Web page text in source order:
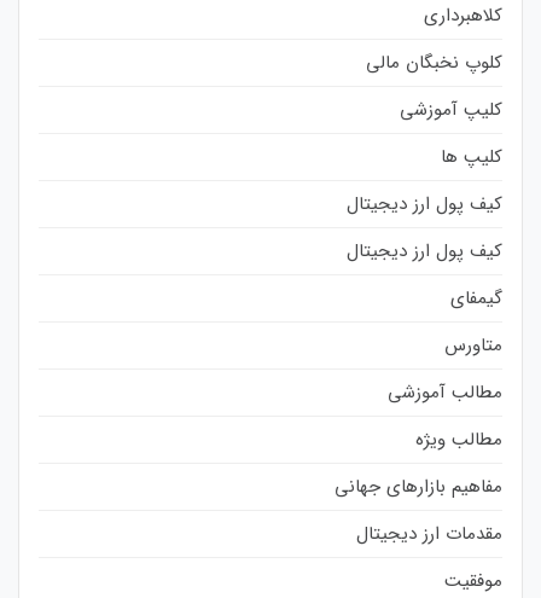
کلاهبرداری
کلوپ نخبگان مالی
کلیپ آموزشی
کلیپ ها
کیف پول ارز دیجیتال
کیف پول ارز دیجیتال
گیمفای
متاورس
مطالب آموزشی
مطالب ویژه
مفاهیم بازارهای جهانی
مقدمات ارز دیجیتال
موفقیت